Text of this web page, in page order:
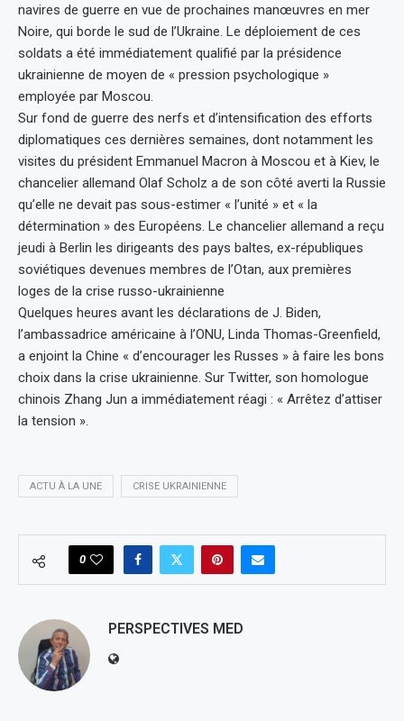
navires de guerre en vue de prochaines manœuvres en mer
Noire, qui borde le sud de l’Ukraine. Le déploiement de ces
soldats a été immédiatement qualifié par la présidence
ukrainienne de moyen de « pression psychologique »
employée par Moscou.
Sur fond de guerre des nerfs et d’intensification des efforts
diplomatiques ces dernières semaines, dont notamment les
visites du président Emmanuel Macron à Moscou et à Kiev, le
chancelier allemand Olaf Scholz a de son côté averti la Russie
qu’elle ne devait pas sous-estimer « l’unité » et « la
détermination » des Européens. Le chancelier allemand a reçu
jeudi à Berlin les dirigeants des pays baltes, ex-républiques
soviétiques devenues membres de l’Otan, aux premières
loges de la crise russo-ukrainienne
Quelques heures avant les déclarations de J. Biden,
l’ambassadrice américaine à l’ONU, Linda Thomas-Greenfield,
a enjoint la Chine « d’encourager les Russes » à faire les bons
choix dans la crise ukrainienne. Sur Twitter, son homologue
chinois Zhang Jun a immédiatement réagi : « Arrêtez d’attiser
la tension ».
ACTU À LA UNE CRISE UKRAINIENNE
0
PERSPECTIVES MED